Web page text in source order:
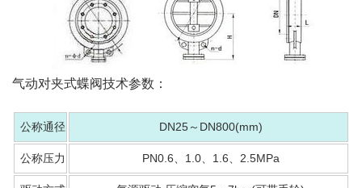
气动对夹式蝶阀技术参数：
公称通径 DN25～DN800(mm)
公称压力 PN0.6、1.0、1.6、2.5MPa